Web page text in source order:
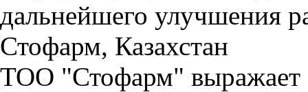
дальнейшего улучшения
Стофарм, Казахстан
ТОО "Стофарм" выражает